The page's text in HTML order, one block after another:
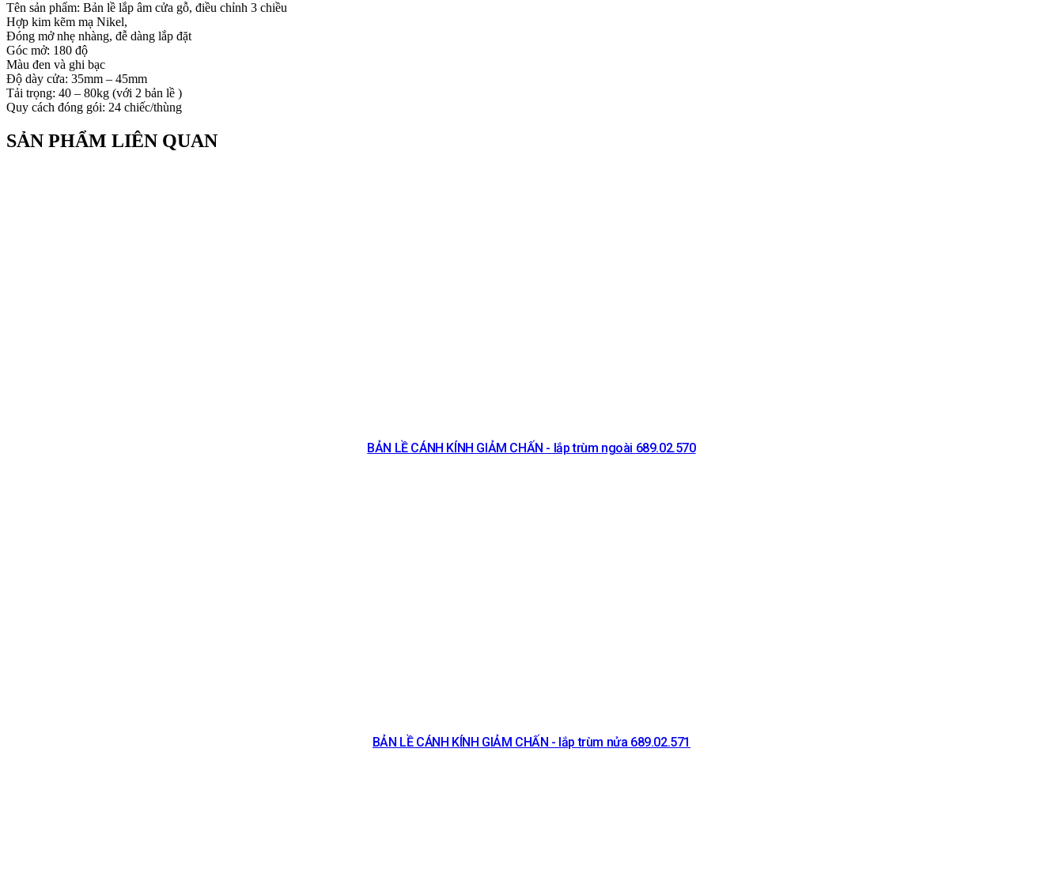
Tên sản phẩm: Bản lề lắp âm cửa gỗ, điều chỉnh 3 chiều
Hợp kim kẽm mạ Nikel,
Đóng mở nhẹ nhàng, đễ dàng lắp đặt
Góc mở: 180 độ
Màu đen và ghi bạc
Độ dày cửa: 35mm – 45mm
Tải trọng: 40 – 80kg (với 2 bản lề )
Quy cách đóng gói: 24 chiếc/thùng
SẢN PHẨM LIÊN QUAN
BẢN LỀ CÁNH KÍNH GIẢM CHẤN - lắp trùm ngoài 689.02.570
BẢN LỀ CÁNH KÍNH GIẢM CHẤN - lắp trùm nửa 689.02.571